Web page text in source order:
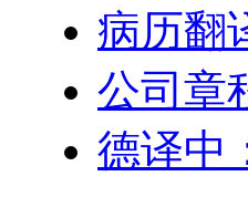
病历翻
公司章
德译中